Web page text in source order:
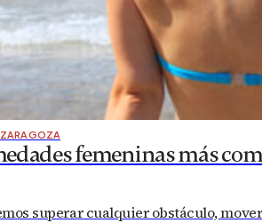
ZARAGOZA
femeninas más
superar cualquier obstáculo,